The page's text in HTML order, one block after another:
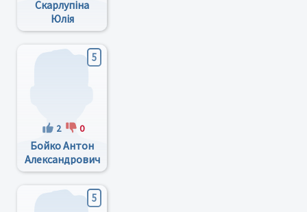
Скарлупіна
Юлія
Анатоліївна
5
2 0
Бойко Антон
Александрович
5